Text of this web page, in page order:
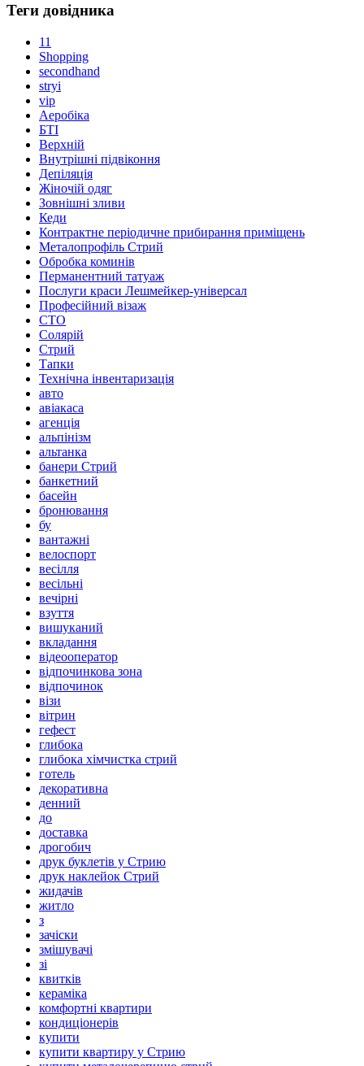
Теги довідника
11
Shopping
secondhand
stryi
vip
Аеробіка
БТІ
Верхній
Внутрішні підвіконня
Депіляція
Жіночій одяг
Зовнішні зливи
Кеди
Контрактне періодичне прибирання приміщень
Металопрофіль Стрий
Обробка коминів
Перманентний татуаж
Послуги краси Лешмейкер-універсал
Професійний візаж
СТО
Солярій
Стрий
Тапки
Технічна інвентаризація
авто
авіакаса
агенція
альпінізм
альтанка
банери Стрий
банкетний
басейн
бронювання
бу
вантажні
велоспорт
весілля
весільні
вечірні
взуття
вишуканий
вкладання
відеооператор
відпочинкова зона
відпочинок
візи
вітрин
гефест
глибока
глибока хімчистка стрий
готель
декоративна
денний
до
доставка
дрогобич
друк буклетів у Стрию
друк наклейок Стрий
жидачів
житло
з
зачіски
змішувачі
зі
квитків
кераміка
комфортні квартири
кондиціонерів
купити
купити квартиру у Стрию